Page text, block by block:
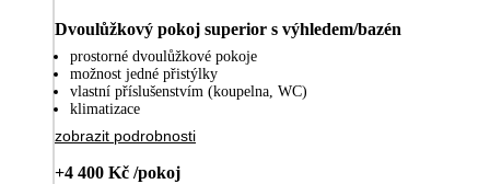
Dvoulůžkový pokoj superior s výhledem/bazén
prostorné dvoulůžkové pokoje
možnost jedné přistýlky
vlastní příslušenstvím (koupelna, WC)
klimatizace
zobrazit podrobnosti
+4 400 Kč /pokoj